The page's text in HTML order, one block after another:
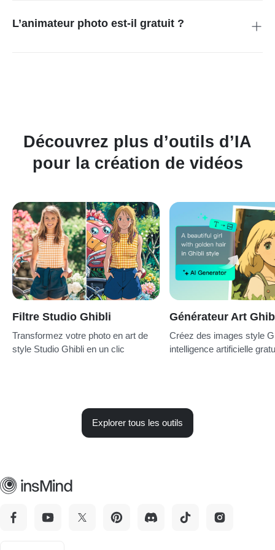
une bonne connexion internet, cela peut être encore plus
L’animateur photo est-il gratuit ?
Découvrez plus d’outils d’IA
pour la création de vidéos
Filtre Studio Ghibli
Transformez votre photo en art de
style Studio Ghibli en un clic
Générateur Art
Créez des images style
intelligence artificielle
Explorer tous les outils